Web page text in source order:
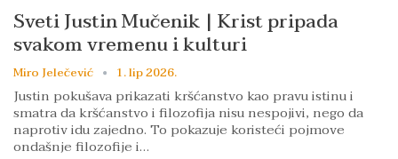
Sveti Justin Mučenik | Krist pripada
svakom vremenu i kulturi
Miro Jelečević 1. lip 2026.
Justin pokušava prikazati kršćanstvo kao pravu istinu i
smatra da kršćanstvo i filozofija nisu nespojivi, nego da
naprotiv idu zajedno. To pokazuje koristeći pojmove
ondašnje filozofije i…